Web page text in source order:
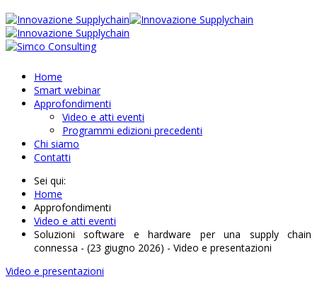
Home
Smart webinar
Approfondimenti
Video e atti eventi
Programmi edizioni precedenti
Chi siamo
Contatti
Sei qui:
Home
Approfondimenti
Video e atti eventi
Soluzioni software e hardware per una supply chain
connessa - (23 giugno 2026) - Video e presentazioni
Video e presentazioni